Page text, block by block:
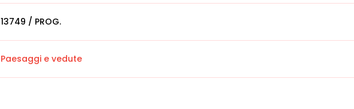
13749 / PROG.
Paesaggi e vedute